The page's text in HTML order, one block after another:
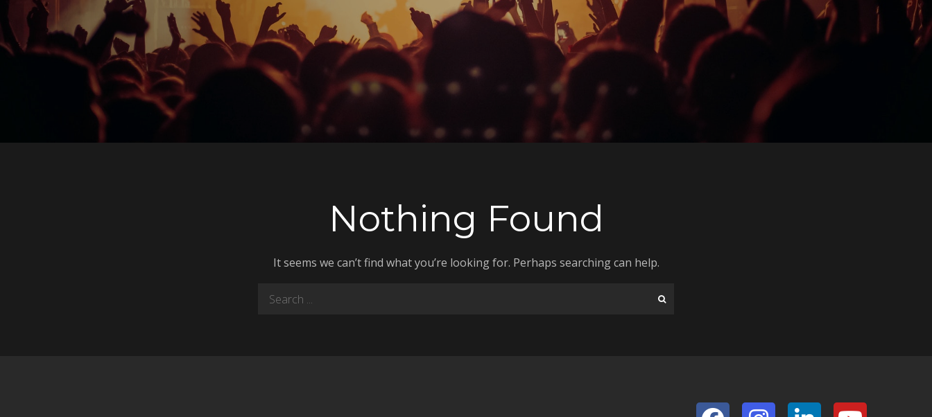
Nothing Found
It seems we can’t find what you’re looking for. Perhaps searching can help.
Search